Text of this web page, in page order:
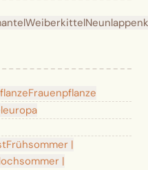
Weiberkittel
Frauenpflanze
Frühsommer |
|